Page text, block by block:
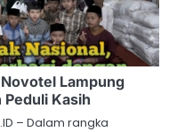
Lampung
Kasih
– Dalam rangka